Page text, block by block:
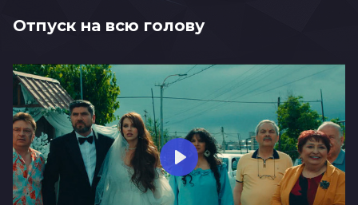
Отпуск на всю голову
Play